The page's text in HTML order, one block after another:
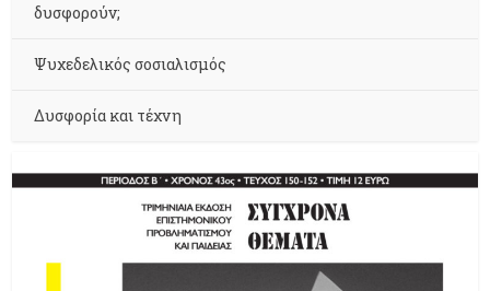
δυσφορούν;
Ψυχεδελικός σοσιαλισμός
Δυσφορία και τέχνη